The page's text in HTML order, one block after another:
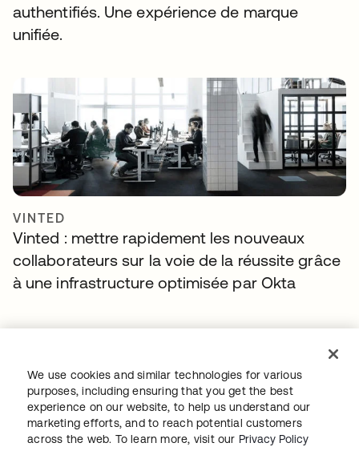
authentifiés. Une expérience de marque
unifiée.
VINTED
Vinted : mettre rapidement les nouveaux
collaborateurs sur la voie de la réussite grâce
à une infrastructure optimisée par Okta
Continuez votre parcours
We use cookies and similar technologies for various
purposes, including ensuring that you get the best
experience on our website, to help us understand our
marketing efforts, and to reach potential customers
across the web. To learn more, visit our Privacy Policy